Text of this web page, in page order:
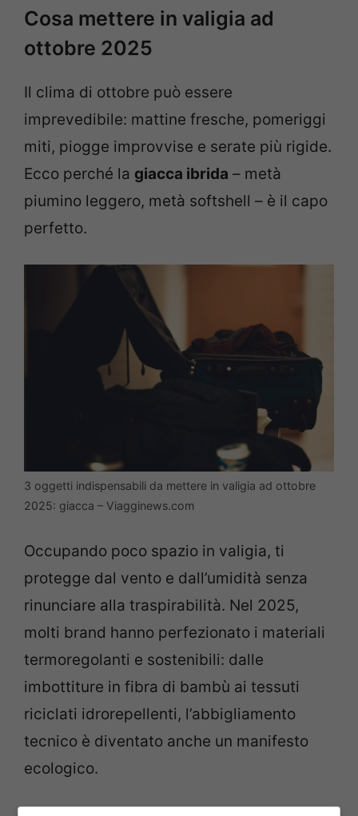
Cosa mettere in valigia ad
ottobre 2025
Il clima di ottobre può essere
imprevedibile: mattine fresche, pomeriggi
miti, piogge improvvise e serate più rigide.
Ecco perché la giacca ibrida – metà
piumino leggero, metà softshell – è il capo
perfetto.
3 oggetti indispensabili da mettere in valigia ad ottobre
2025: giacca – Viagginews.com
Occupando poco spazio in valigia, ti
protegge dal vento e dall’umidità senza
rinunciare alla traspirabilità. Nel 2025,
molti brand hanno perfezionato i materiali
termoregolanti e sostenibili: dalle
imbottiture in fibra di bambù ai tessuti
riciclati idrorepellenti, l’abbigliamento
tecnico è diventato anche un manifesto
ecologico.